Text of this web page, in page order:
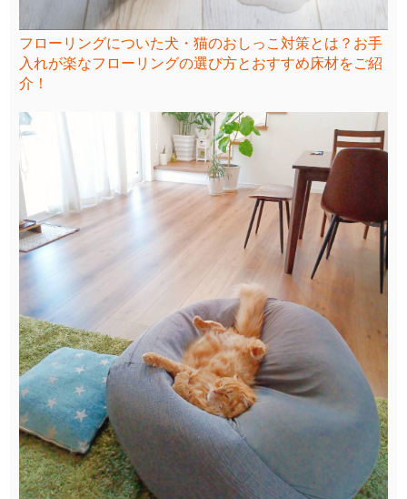
フローリングについた犬・猫のおしっこ対策とは？お手
入れが楽なフローリングの選び方とおすすめ床材をご紹
介！